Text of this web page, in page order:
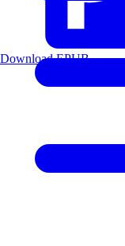
Download EPUB